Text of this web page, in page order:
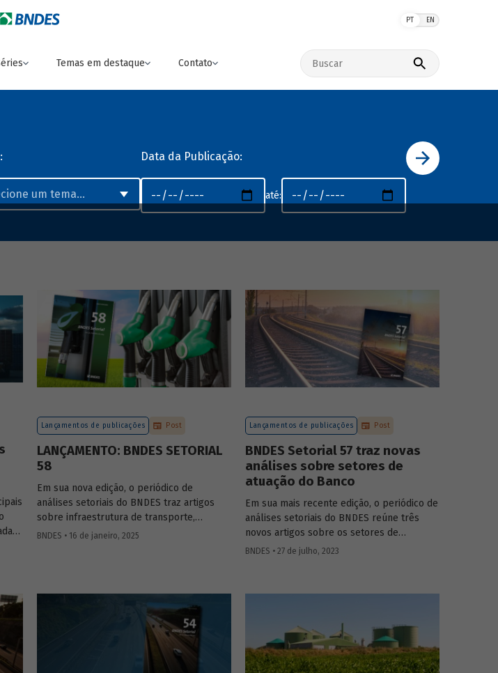
PT EN
Temas em destaque Contato
Buscar no site
Data da Publicação:
até:
Lançamentos de publicações Post
LANÇAMENTO: BNDES SETORIAL
58
Em sua nova edição, o periódico de
análises setoriais do BNDES traz artigos
sobre infraestrutura de transporte,
mobilidade urbana, combustíveis
BNDES • 16 de janeiro, 2025
Lançamentos de publicações Post
BNDES Setorial 57 traz novas
análises sobre setores de
atuação do Banco
Em sua mais recente edição, o periódico de
análises setoriais do BNDES reúne três
novos artigos sobre os setores de
logística, agroindústria e aeroespaço e
BNDES • 27 de julho, 2023